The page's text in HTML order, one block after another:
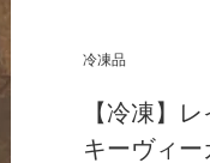
冷凍品
【冷凍】
キーヴィ